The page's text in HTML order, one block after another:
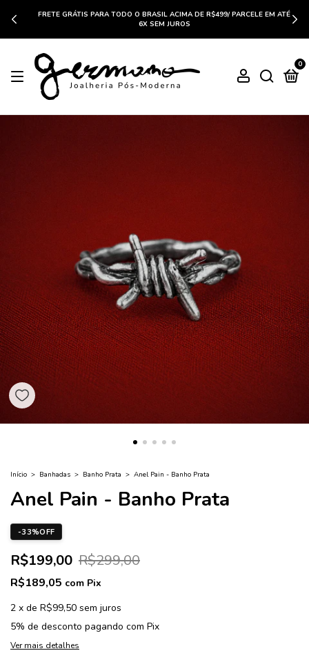
FRETE GRÁTIS PARA TODO O BRASIL ACIMA DE R$499/ PARCELE EM ATÉ
6X SEM JUROS
0
Início > Banhadas > Banho Prata > Anel Pain - Banho Prata
Anel Pain - Banho Prata
-33%OFF
R$199,00 R$299,00
R$189,05 com Pix
2 x de R$99,50 sem juros
5% de desconto pagando com Pix
Ver mais detalhes